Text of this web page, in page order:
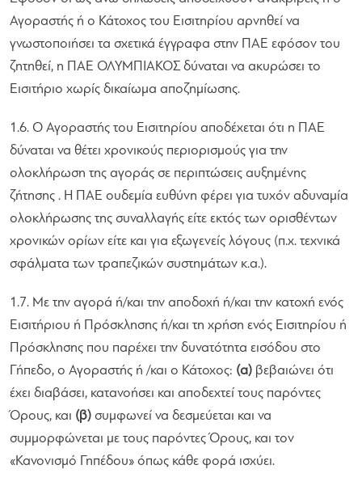
Αγοραστής ή ο Κάτοχος του Εισιτηρίου αρνηθεί να
γνωστοποιήσει τα σχετικά έγγραφα στην ΠΑΕ εφόσον του
ζητηθεί, η ΠΑΕ ΟΛΥΜΠΙΑΚΟΣ δύναται να ακυρώσει το
Εισιτήριο χωρίς δικαίωμα αποζημίωσης.
1.6. Ο Αγοραστής του Εισιτηρίου αποδέχεται ότι η ΠΑΕ
δύναται να θέτει χρονικούς περιορισμούς για την
ολοκλήρωση της αγοράς σε περιπτώσεις αυξημένης
ζήτησης . Η ΠΑΕ ουδεμία ευθύνη φέρει για τυχόν αδυναμία
ολοκλήρωσης της συναλλαγής είτε εκτός των ορισθέντων
χρονικών ορίων είτε και για εξωγενείς λόγους (π.χ. τεχνικά
σφάλματα των τραπεζικών συστημάτων κ.α.).
1.7. Με την αγορά ή/και την αποδοχή ή/και την κατοχή ενός
Εισιτήριου ή Πρόσκλησης ή/και τη χρήση ενός Εισιτηρίου ή
Πρόσκλησης που παρέχει την δυνατότητα εισόδου στο
Γήπεδο, ο Αγοραστής ή /και ο Κάτοχος: (α) βεβαιώνει ότι
έχει διαβάσει, κατανοήσει και αποδεχτεί τους παρόντες
Όρους, και (β) συμφωνεί να δεσμεύεται και να
συμμορφώνεται με τους παρόντες Όρους, και τον
«Κανονισμό Γηπέδου» όπως κάθε φορά ισχύει.